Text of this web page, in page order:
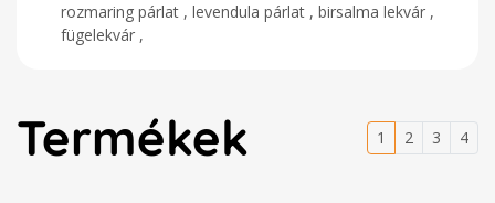
rozmaring párlat , levendula párlat , birsalma lekvár ,
fügelekvár ,
Termékek 1 2 3 4